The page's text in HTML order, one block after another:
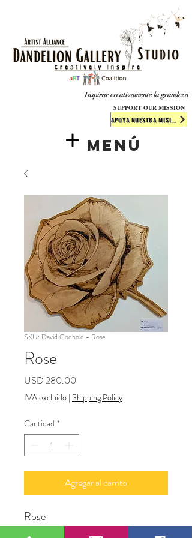
​​​Inspirar creativamente la grandeza
Menú
SUPPORT OUR MISSION
SKU: David Godbold - Rose
Rose
USD 280.00
IVA excluido | Shipping Policy
Cantidad *
Agregar al carrito
Rose
wood pyrography